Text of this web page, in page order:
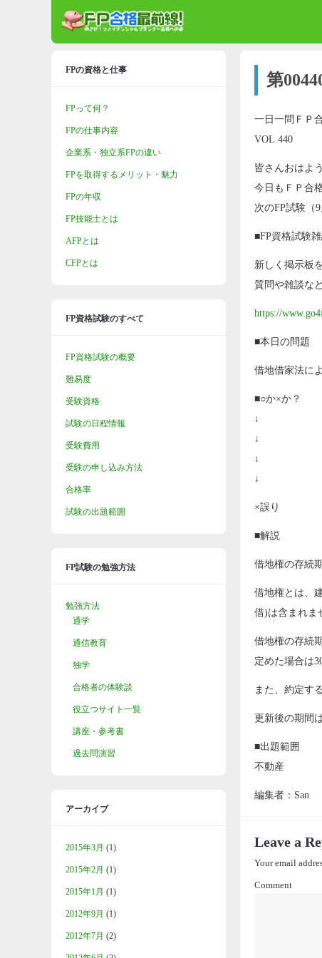
第
一日一問ＦＰ
VOL.440
皆さんおはよ
今日もＦＰ合
次のFP試験（
■FP資格試験
新しく掲示板
質問や雑談な
https://
■本日の問題
借地借家法に
■○か×か？
↓
↓
↓
↓
×誤り
■解説
借地権の存続
借地権とは、
借)は含まれま
借地権の存続
定めた場合は
また、約定す
更新後の期間
■出題範囲
不動産
編集者：San
Leave a
Your email
Comment
FPの資格と仕事
FPって何？
FPの仕事内容
企業系・独立系FPの違い
FPを取得するメリット・魅力
FPの年収
FP技能士とは
AFPとは
CFPとは
FP資格試験のすべて
FP資格試験の概要
難易度
受験資格
試験の日程情報
受験費用
受験の申し込み方法
合格率
試験の出題範囲
FP試験の勉強方法
勉強方法
通学
通信教育
独学
合格者の体験談
役立つサイト一覧
講座・参考書
過去問演習
アーカイブ
2015年3月 (1)
2015年2月 (1)
2015年1月 (1)
2012年9月 (1)
2012年7月 (2)